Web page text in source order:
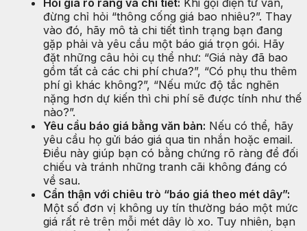
đừng chỉ hỏi “thông cống giá bao nhiêu?”. Thay
vào đó, hãy mô tả chi tiết tình trạng bạn đang
gặp phải và yêu cầu một báo giá trọn gói. Hãy
đặt những câu hỏi cụ thể như: “Giá này đã bao
gồm tất cả các chi phí chưa?”, “Có phụ thu thêm
phí gì khác không?”, “Nếu mức độ tắc nghẽn
nặng hơn dự kiến thì chi phí sẽ được tính như thế
nào?”.
Yêu cầu báo giá bằng văn bản: Nếu có thể, hãy
yêu cầu họ gửi báo giá qua tin nhắn hoặc email.
Điều này giúp bạn có bằng chứng rõ ràng để đối
chiếu và tránh những tranh cãi không đáng có
về sau.
Cẩn thận với chiêu trò “báo giá theo mét dây”:
Một số đơn vị không uy tín thường báo một mức
giá rất rẻ trên mỗi mét dây lò xo. Tuy nhiên, bạn